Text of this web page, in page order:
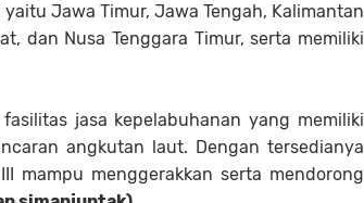
Jawa Timur, Jawa Tengah, Kalimantan
dan Nusa Tenggara Timur, serta memiliki
jasa kepelabuhanan yang memiliki
angkutan laut. Dengan tersedianya
mampu menggerakkan serta mendorong